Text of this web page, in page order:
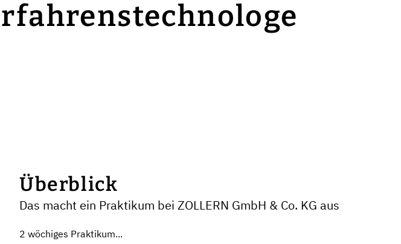
Überblick
Das macht ein Praktikum bei ZOLLERN GmbH & Co. KG aus
2 wöchiges Praktikum...